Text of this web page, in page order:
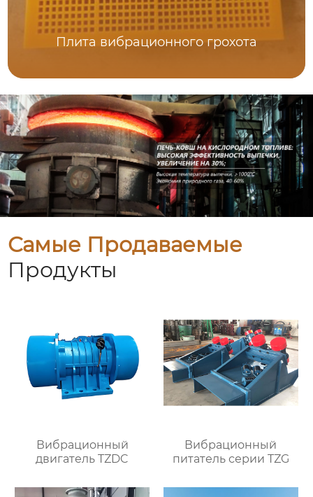
Плита вибрационного грохота
Самые Продаваемые
Продукты
Вибрационный
двигатель TZDC
Вибрационный
питатель серии TZG